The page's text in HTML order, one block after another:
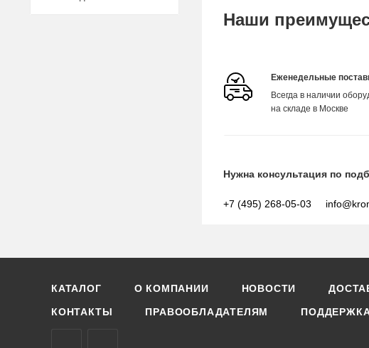
Наши
Еженедельные
Всегда в наличии
на складе в Москве
Нужна консультация по
+7 (495) 268-05-03
КАТАЛОГ О КОМПАНИИ НОВОСТИ
КОНТАКТЫ ПРАВООБЛАДАТЕЛЯМ